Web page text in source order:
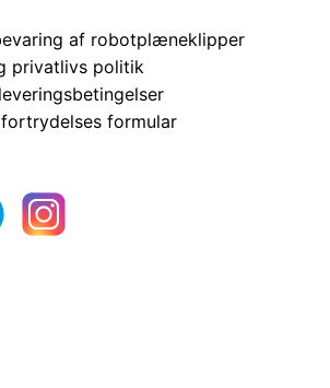
af robotplæneklipper
privatlivs politik
formular